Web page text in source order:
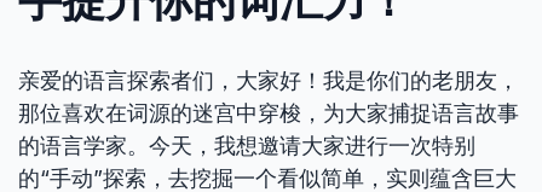
亲爱的语言探索者们，大家好！我是你们的老朋友，
那位喜欢在词源的迷宫中穿梭，为大家捕捉语言故事
的语言学家。今天，我想邀请大家进行一次特别
的“手动”探索，去挖掘一个看似简单，实则蕴含巨大